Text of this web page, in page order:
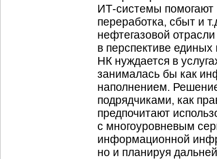
ИТ-системы
переработка, сбыт и
нефтегазовой
в перспективе
НК нуждается в
занималась бы как
наполнением.
подрядчиками, как
предпочитают
с многоуровневым
информационной
но и планируя